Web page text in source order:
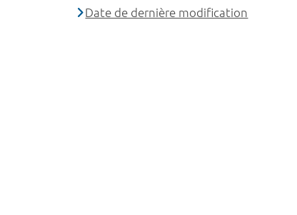
Date de dernière modification